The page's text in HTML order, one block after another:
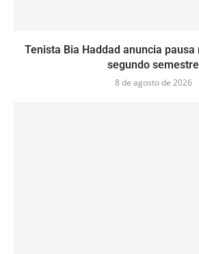
Tenista Bia Haddad anuncia
segundo semestre
8 de agosto de 2026